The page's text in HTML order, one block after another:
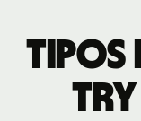
Tipos